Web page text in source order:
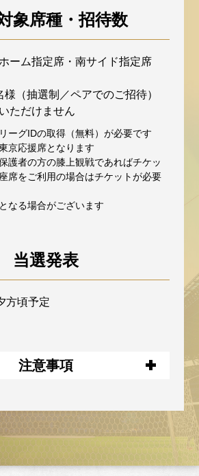
象席種・招待数
ーム指定席・南サイド指定席
（抽選制／ペアでのご招待）
ただけません
ーグIDの取得（無料）が必要です
京応援席となります
護者の方の膝上観戦であればチケッ
席をご利用の場合はチケットが必要
なる場合がございます
当選発表
方頃予定
注意事項
料）が必要です。
ーンへの応募は、お一人様１回
いただきます。（重複して応